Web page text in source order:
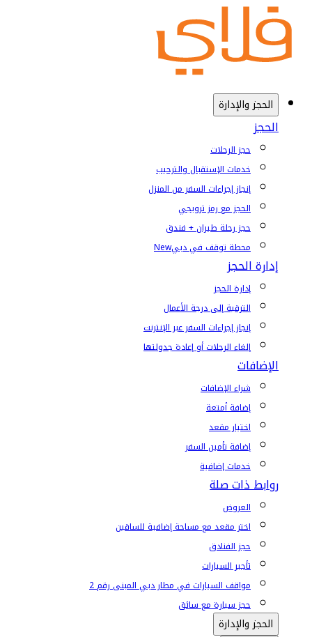
الحجز والإدارة
الحجز
حجز الرحلات
خدمات الإستقبال والترحيب
إنجاز إجراءات السفر من المنزل
الحجز مع رمز ترويجي
حجز رحلة طيران + فندق
محطة توقف في دبيNew
إدارة الحجز
إدارة الحجز
الترقية إلى درجة الأعمال
إنجاز إجراءات السفر عبر الإنترنت
إلغاء الرحلات أو إعادة جدولتها
الإضافات
شراء الإضافات
إضافة أمتعة
اختيار مقعد
إضافة تأمين السفر
خدمات إضافية
روابط ذات صلة
العروض
اختر مقعد مع مساحة إضافية للساقين
حجز الفنادق
تأجير السيارات
مواقف السيارات في مطار دبي المبنى رقم 2
حجز سيارة مع سائق
الحجز والإدارة